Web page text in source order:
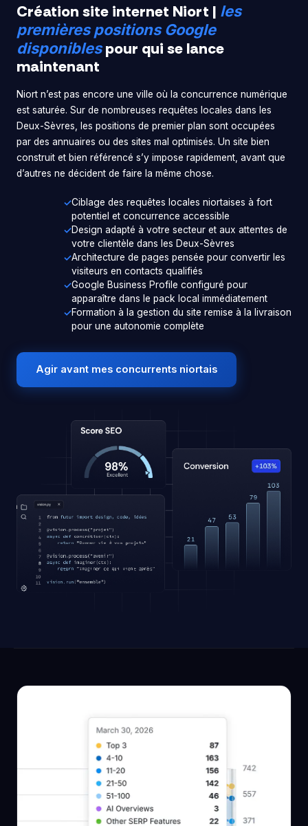
Création site internet Niort | les
premières positions Google
disponiblespour qui se lance
maintenant
Niort n’est pas encore une ville où la concurrence numérique
est saturée. Sur de nombreuses requêtes locales dans les
Deux-Sèvres, les positions de premier plan sont occupées
par des annuaires ou des sites mal optimisés. Un site bien
construit et bien référencé s’y impose rapidement, avant que
d’autres ne décident de faire la même chose.
Ciblage des requêtes locales niortaises à fort
potentiel et concurrence accessible
Design adapté à votre secteur et aux attentes de
votre clientèle dans les Deux-Sèvres
Architecture de pages pensée pour convertir les
visiteurs en contacts qualifiés
Google Business Profile configuré pour
apparaître dans le pack local immédiatement
Formation à la gestion du site remise à la livraison
pour une autonomie complète
Agir avant mes concurrents niortais